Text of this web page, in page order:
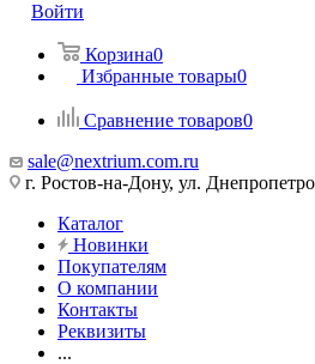
Войти
Корзина0
Избранные товары0
Сравнение товаров0
sale@nextrium.com.ru
г. Ростов-на-Дону, ул.
Каталог
Новинки
Покупателям
О компании
Контакты
Реквизиты
...